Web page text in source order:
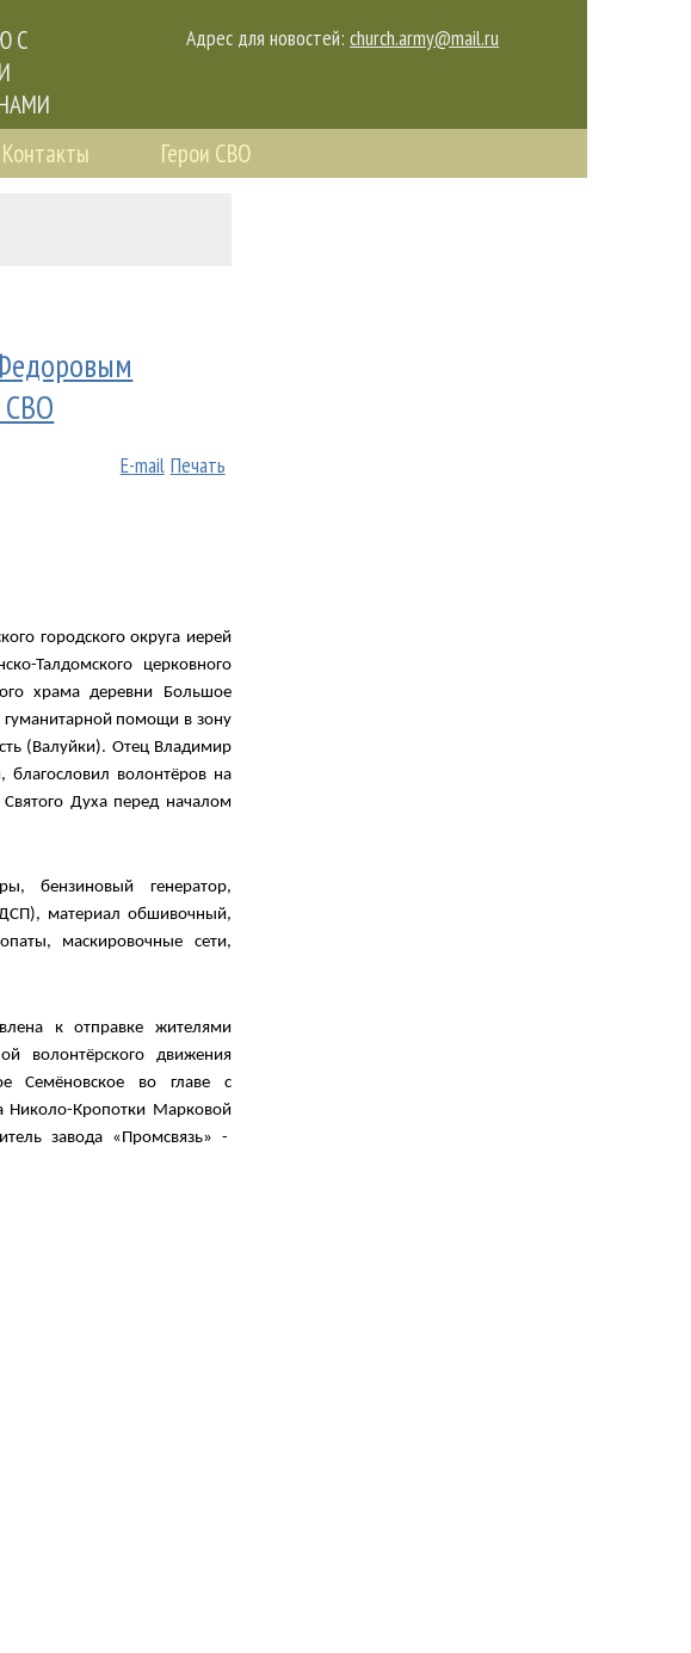
С
Адрес для новостей:church.army@mail.ru
Контакты Герои СВО
СВО
Печать
E-mail
городского округа иерей
Талдомского церковного
храма деревни Большое
гуманитарной помощи в зону
(Валуйки). Отец Владимир
, благословил волонтёровна
ого Духа перед началом
, бензиновый генератор,
), материал обшивочный,
маскировочные сети,
к отправке жителями
волонтёрскогодвижения
Семёновское во главе с
Николо-Кропотки Марковой
завода «Промсвязь» -